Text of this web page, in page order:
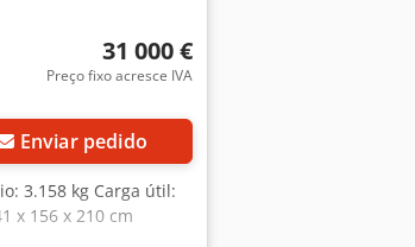
31 000 €
Preço fixo acresce IVA
Enviar pedido
3.158 kg Carga útil:
x 156 x 210 cm